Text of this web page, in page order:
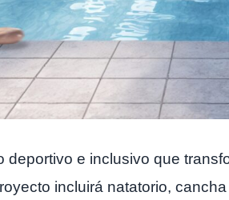
deportivo e inclusivo que
incluirá natatorio,